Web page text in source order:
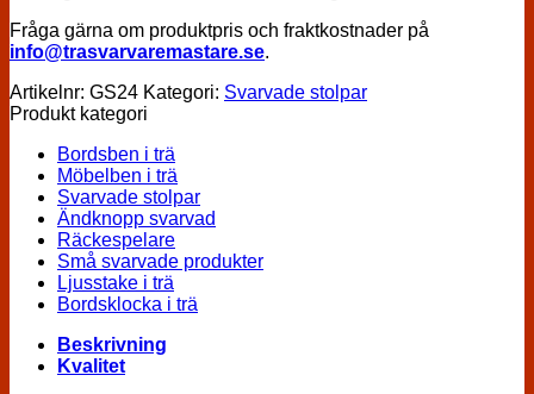
Fråga gärna om produktpris och fraktkostnader på
info@trasvarvaremastare.se.
Artikelnr: GS24 Kategori: Svarvade stolpar
Produkt kategori
Bordsben i trä
Möbelben i trä
Svarvade stolpar
Ändknopp svarvad
Räckespelare
Små svarvade produkter
Ljusstake i trä
Bordsklocka i trä
Beskrivning
Kvalitet